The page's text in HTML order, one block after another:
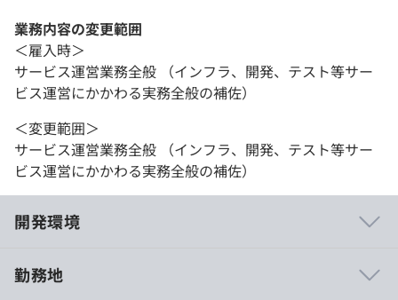
業務内容の変更範囲
＜雇入時＞
サービス運営業務全般 （インフラ、開発、テスト等サー
ビス運営にかかわる実務全般の補佐）
＜変更範囲＞
サービス運営業務全般 （インフラ、開発、テスト等サー
ビス運営にかかわる実務全般の補佐）
開発環境
勤務地